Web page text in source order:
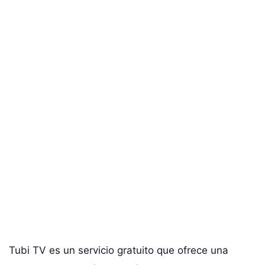
Tubi TV es un servicio gratuito que ofrece una